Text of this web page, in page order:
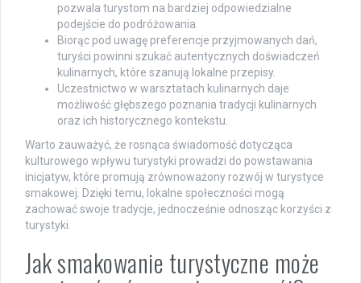
pozwala turystom na bardziej odpowiedzialne
podejście do podróżowania.
Biorąc pod uwagę preferencje przyjmowanych dań,
turyści powinni szukać autentycznych doświadczeń
kulinarnych, które szanują lokalne przepisy.
Uczestnictwo w warsztatach kulinarnych daje
możliwość głębszego poznania tradycji kulinarnych
oraz ich historycznego kontekstu.
Warto zauważyć, że rosnąca świadomość dotycząca
kulturowego wpływu turystyki prowadzi do powstawania
inicjatyw, które promują zrównoważony rozwój w turystyce
smakowej. Dzięki temu, lokalne społeczności mogą
zachować swoje tradycje, jednocześnie odnosząc korzyści z
turystyki.
Jak smakowanie turystyczne może